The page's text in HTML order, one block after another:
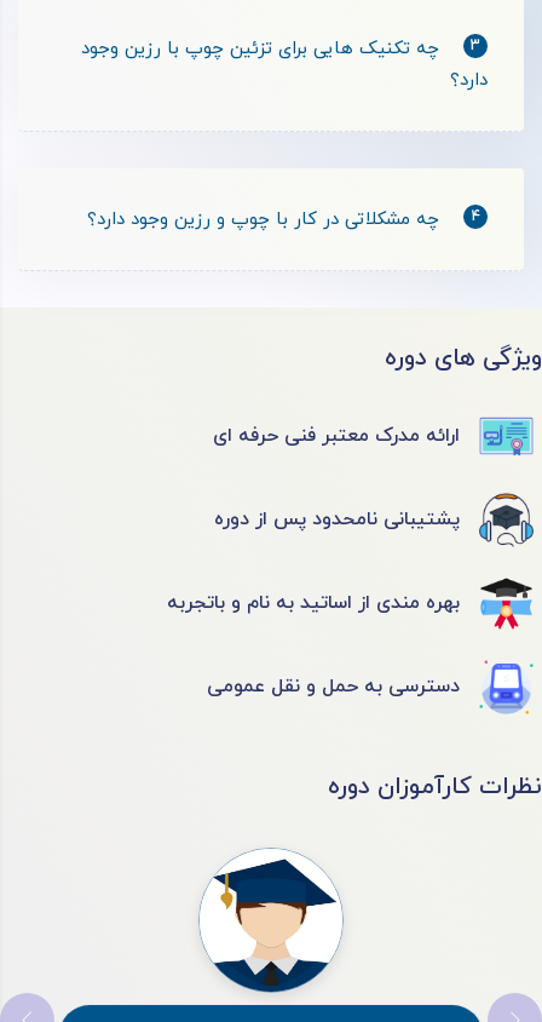
3
چه تکنیک ‌هایی برای تزئین چوپ با رزین وجود
دارد؟
4 چه مشکلاتی در کار با چوپ و رزین وجود دارد؟
ویژگی های دوره
ارائه مدرک معتبر فنی حرفه ای
پشتیبانی نامحدود پس از دوره
بهره مندی از اساتید به نام و باتجربه
دسترسی به حمل و نقل عمومی
نظرات کارآموزان دوره